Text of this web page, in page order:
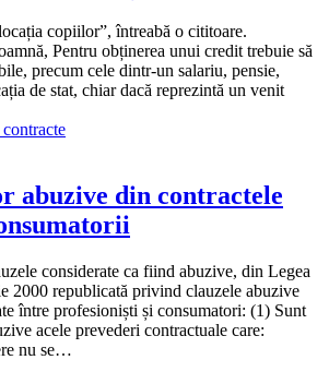
copiilor”, întreabă o cititoare.
Pentru obținerea unui credit trebuie să
precum cele dintr-un salariu, pensie,
de stat, chiar dacă reprezintă un venit
abuzive din contractele
considerate ca fiind abuzive, din Legea
2000 republicată privind clauzele abuzive
între profesioniști și consumatori: (1) Sunt
acele prevederi contractuale care:
nu se…